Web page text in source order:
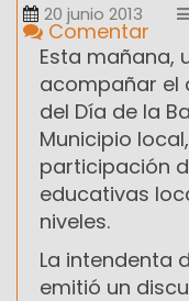
20 junio 2013
Comentar
Esta mañana,
acompañar el
del Día de la
Municipio
participación
educativas
niveles.
La intendenta
emitió un